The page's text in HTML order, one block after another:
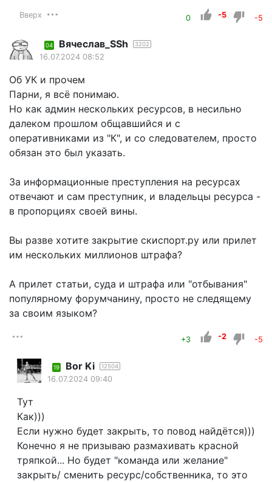
Вверх 0 -5 -5
04 Вячеслав_SSh 3202
16.07.2024 08:52
Об УК и прочем
Парни, я всё понимаю.
Но как админ нескольких ресурсов, в несильно
далеком прошлом общавшийся и с
оперативниками из "К", и со следователем, просто
обязан это был указать.
За информационные преступления на ресурсах
отвечают и сам преступник, и владельцы ресурса -
в пропорциях своей вины.
Вы разве хотите закрытие скиспорт.ру или прилет
им нескольких миллионов штрафа?
А прилет статьи, суда и штрафа или "отбывания"
популярному форумчанину, просто не следящему
за своим языком?
+3 -2 -5
19 Bor Ki 12504
16.07.2024 09:40
Тут
Как)))
Если нужно будет закрыть, то повод найдётся)))
Конечно я не призываю размахивать красной
тряпкой... Но будет "команда или желание"
закрыть/ сменить ресурс/собственника, то это